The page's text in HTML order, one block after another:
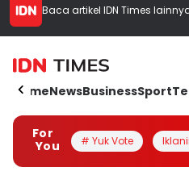
Baca artikel IDN Times
HomeNewsBusinessSport
For
You
# Yuk Vote